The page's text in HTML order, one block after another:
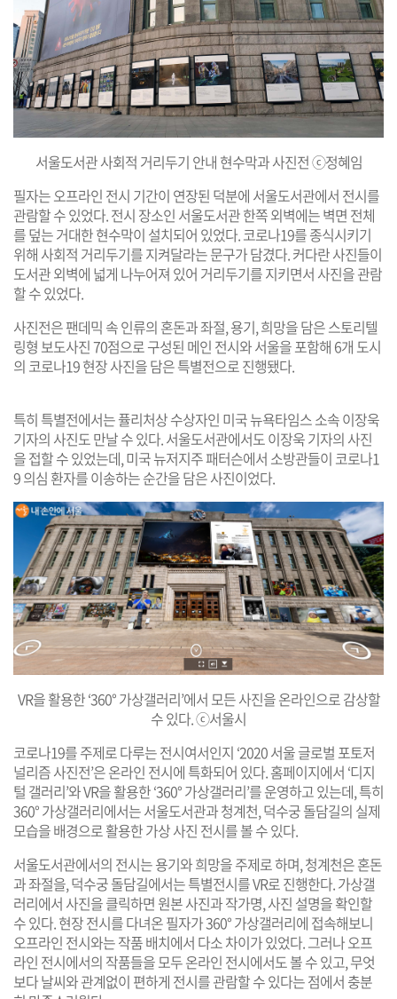
서울도서관 사회적 거리두기 안내 현수막과 사진전 ⓒ정혜임
필자는 오프라인 전시 기간이 연장된 덕분에 서울도서관에서 전시를
관람할 수 있었다. 전시 장소인 서울도서관 한쪽 외벽에는 벽면 전체
를 덮는 거대한 현수막이 설치되어 있었다. 코로나19를 종식시키기
위해 사회적 거리두기를 지켜달라는 문구가 담겼다. 커다란 사진들이
도서관 외벽에 넓게 나누어져 있어 거리두기를 지키면서 사진을 관람
할 수 있었다.
사진전은 팬데믹 속 인류의 혼돈과 좌절, 용기, 희망을 담은 스토리텔
링형 보도사진 70점으로 구성된 메인 전시와 서울을 포함해 6개 도시
의 코로나19 현장 사진을 담은 특별전으로 진행됐다.
특히 특별전에서는 퓰리처상 수상자인 미국 뉴욕타임스 소속 이장욱
기자의 사진도 만날 수 있다. 서울도서관에서도 이장욱 기자의 사진
을 접할 수 있었는데, 미국 뉴저지주 패터슨에서 소방관들이 코로나1
9 의심 환자를 이송하는 순간을 담은 사진이었다.
VR을 활용한 ‘360° 가상갤러리’에서 모든 사진을 온라인으로 감상할
수 있다. ⓒ서울시
코로나19를 주제로 다루는 전시여서인지 ‘2020 서울 글로벌 포토저
널리즘 사진전’은 온라인 전시에 특화되어 있다. 홈페이지에서 ‘디지
털 갤러리’와 VR을 활용한 ‘360° 가상갤러리’를 운영하고 있는데, 특히
360° 가상갤러리에서는 서울도서관과 청계천, 덕수궁 돌담길의 실제
모습을 배경으로 활용한 가상 사진 전시를 볼 수 있다.
서울도서관에서의 전시는 용기와 희망을 주제로 하며, 청계천은 혼돈
과 좌절을, 덕수궁 돌담길에서는 특별전시를 VR로 진행한다. 가상갤
러리에서 사진을 클릭하면 원본 사진과 작가명, 사진 설명을 확인할
수 있다. 현장 전시를 다녀온 필자가 360° 가상갤러리에 접속해보니
오프라인 전시와는 작품 배치에서 다소 차이가 있었다. 그러나 오프
라인 전시에서의 작품들을 모두 온라인 전시에서도 볼 수 있고, 무엇
보다 날씨와 관계없이 편하게 전시를 관람할 수 있다는 점에서 충분